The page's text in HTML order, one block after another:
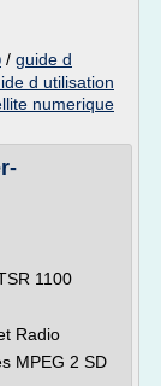
/ guide d
d utilisation
numerique
1100
Radio
MPEG 2 SD